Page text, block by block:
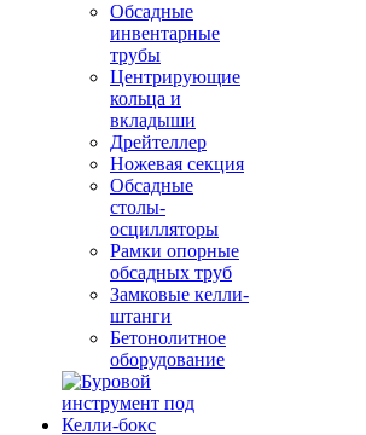
Обсадные
инвентарные
трубы
Центрирующие
кольца и
вкладыши
Дрейтеллер
Ножевая секция
Обсадные
столы-
осцилляторы
Рамки опорные
обсадных труб
Замковые келли-
штанги
Бетонолитное
оборудование